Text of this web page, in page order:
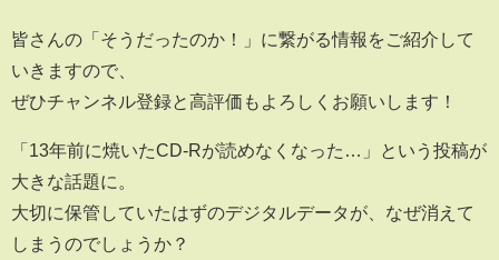
皆さんの「そうだったのか！」に繋がる情報をご紹介して
いきますので、
ぜひチャンネル登録と高評価もよろしくお願いします！
「13年前に焼いたCD-Rが読めなくなった…」という投稿が
大きな話題に。
大切に保管していたはずのデジタルデータが、なぜ消えて
しまうのでしょうか？